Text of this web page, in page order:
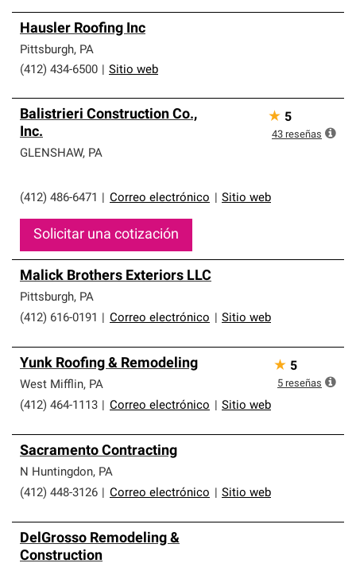
Hausler Roofing Inc
Pittsburgh, PA
(412) 434-6500
Sitio web
Balistrieri Construction Co.,
Inc.
GLENSHAW, PA
(412) 486-6471 Correo electrónico Sitio web
Solicitar una cotización
★ 5
43 reseñas
Malick Brothers Exteriors LLC
Pittsburgh, PA
(412) 616-0191
Correo electrónico Sitio web
Yunk Roofing & Remodeling
West Mifflin, PA
(412) 464-1113
Correo electrónico Sitio web
★ 5
5 reseñas
Sacramento Contracting
N Huntingdon, PA
(412) 448-3126
Correo electrónico Sitio web
DelGrosso Remodeling &
Construction